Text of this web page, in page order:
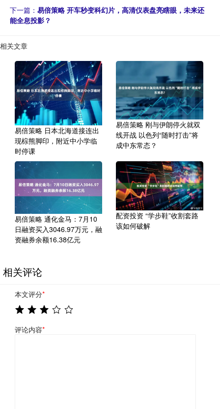
下一篇： 易倍策略 开车秒变科幻片，高清仪表盘亮瞎眼，未来还
能全息投影？
相关文章
易倍策略 日本北海道接连出
现棕熊脚印，附近中小学临
时停课
易倍策略 刚与伊朗停火就双
线开战 以色列“随时打击”将
成中东常态？
易倍策略 通化金马：7月10
日融资买入3046.97万元，融
资融券余额16.38亿元
配资投资 “学步鞋”收割套路
该如何破解
相关评论
本文评分*
评论内容*